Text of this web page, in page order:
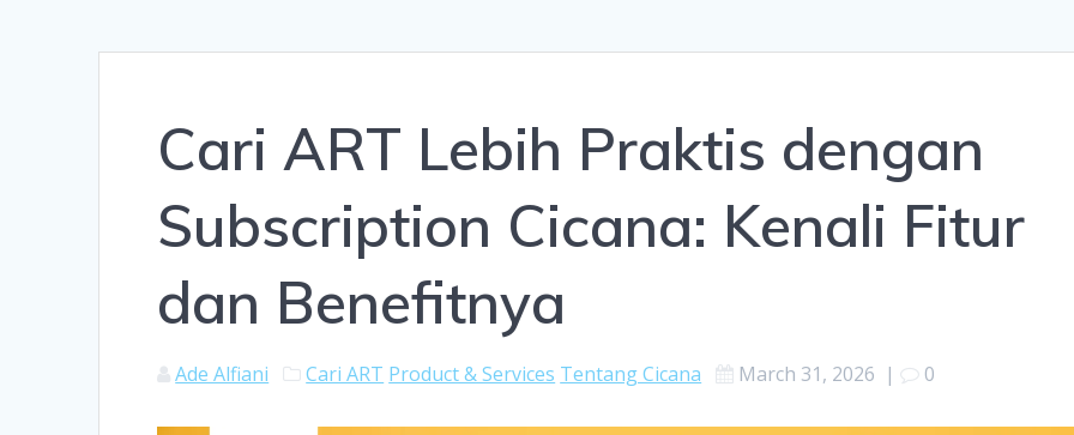
Cari ART Lebih Praktis dengan
Subscription Cicana: Kenali Fitur
dan Benefitnya
Ade Alfiani Cari ART Product & Services Tentang Cicana March 31, 2026 | 0